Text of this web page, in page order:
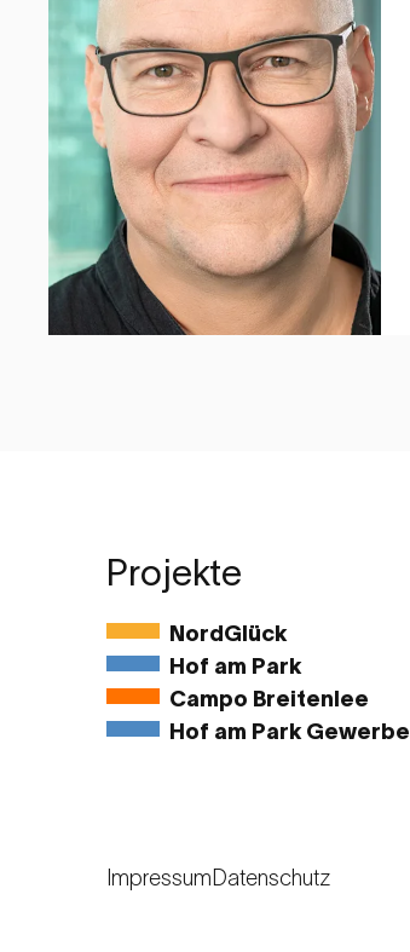
Projekte
NordGlück
Hof am Park
Campo Breitenlee
Hof am Park Gewerbe
Impressum Datenschutz